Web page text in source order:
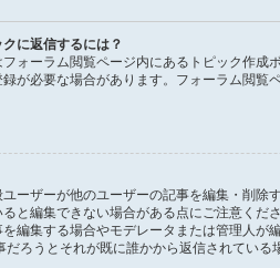
に返信するには？
ォーラム閲覧ページ内にあるトピック作
が必要な場合があります。フォーラム閲
ーザーが他のユーザーの記事を編集・削
と編集できない場合がある点にご注意く
編集する場合やモデレータまたは管理人
ろうとそれが既に誰かから返信されている